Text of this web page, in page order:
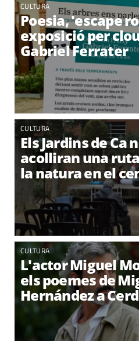
CULTURA
Poesia, 'escape
exposició per
Gabriel Ferrater
CULTURA
Els Jardins de Ca
acolliran una
la natura en el
CULTURA
L'actor Miguel
els poemes de
Hernández a